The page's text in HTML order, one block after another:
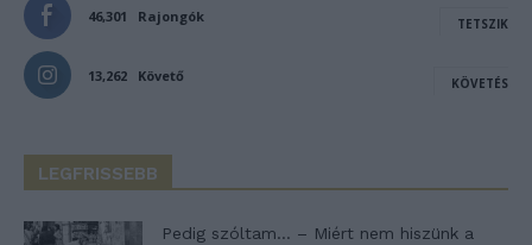
46,301 Rajongók TETSZIK
13,262 Követő KÖVETÉS
LEGFRISSEBB
Pedig szóltam… – Miért nem hiszünk a